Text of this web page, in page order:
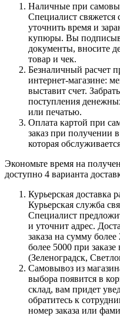
Наличные при
Специалист свяжется
уточнить время и
купюры. Вы
документы, вносите
товар и чек.
Безналичный расчет
интернет-магазине:
выставит счет.
поступления
или печатью.
Оплата картой при
заказ при получении
которая
Экономьте время на
доступно 4 варианта
Курьерская доставка
Курьерская служба
Специалист
и уточнит адрес.
заказа на сумму
более 5000 при
(Зеленоградск,
Самовывоз из
выбора появится в
склад, вам придет
обратитесь к
номер заказа или